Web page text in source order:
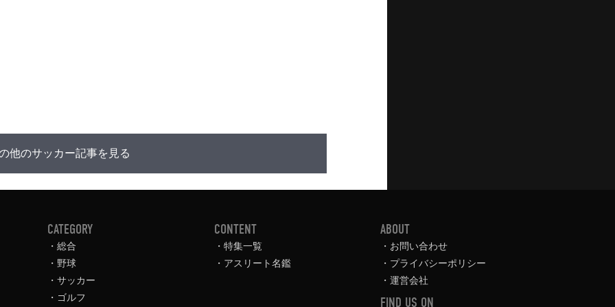
他のサッカー記事を見る
CATEGORY
総合
野球
サッカー
ゴルフ
CONTENT
特集一覧
アスリート名鑑
ABOUT
お問い合わせ
プライバシーポリシー
運営会社
FIND US ON